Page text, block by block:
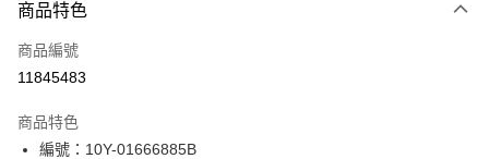
信用卡一次付款
超商取貨付款
Apple Pay
商品特色
商品編號
11845483
商品特色
編號：10Y-01666885B